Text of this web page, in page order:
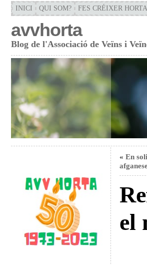
INICI QUI SOM? FES CRÉIXER
avvhorta
Blog de l'Associació de Veïns i
« En
el